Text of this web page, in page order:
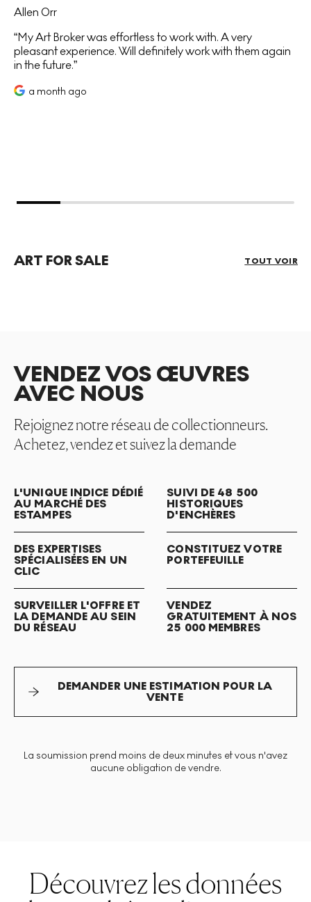
Allen Orr
My Art Broker was effortless to work with. A very
pleasant experience. Will definitely work with them again
in the future.
a month ago
ART FOR SALE TOUT VOIR
VENDEZ VOS ŒUVRES
AVEC NOUS
Rejoignez notre réseau de collectionneurs.
Achetez, vendez et suivez la demande
L'UNIQUE INDICE DÉDIÉ
AU MARCHÉ DES
ESTAMPES
SUIVI DE 48 500
HISTORIQUES
D'ENCHÈRES
DES EXPERTISES
SPÉCIALISÉES EN UN
CLIC
CONSTITUEZ VOTRE
PORTEFEUILLE
SURVEILLER L'OFFRE ET
LA DEMANDE AU SEIN
DU RÉSEAU
VENDEZ
GRATUITEMENT À NOS
25 000 MEMBRES
DEMANDER UNE ESTIMATION POUR LA
VENTE
La soumission prend moins de deux minutes et vous n'avez
aucune obligation de vendre.
Découvrez les données